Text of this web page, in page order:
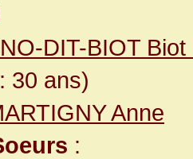
DIT-BIOT Biot
30 ans)
Anne
: